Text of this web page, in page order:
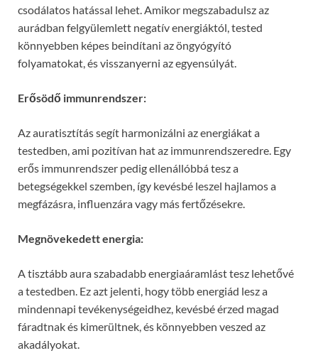
csodálatos hatással lehet. Amikor megszabadulsz az
aurádban felgyülemlett negatív energiáktól, tested
könnyebben képes beindítani az öngyógyító
folyamatokat, és visszanyerni az egyensúlyát.
Erősödő immunrendszer:
Az auratisztítás segít harmonizálni az energiákat a
testedben, ami pozitívan hat az immunrendszeredre. Egy
erős immunrendszer pedig ellenállóbbá tesz a
betegségekkel szemben, így kevésbé leszel hajlamos a
megfázásra, influenzára vagy más fertőzésekre.
Megnövekedett energia:
A tisztább aura szabadabb energiaáramlást tesz lehetővé
a testedben. Ez azt jelenti, hogy több energiád lesz a
mindennapi tevékenységeidhez, kevésbé érzed magad
fáradtnak és kimerültnek, és könnyebben veszed az
akadályokat.